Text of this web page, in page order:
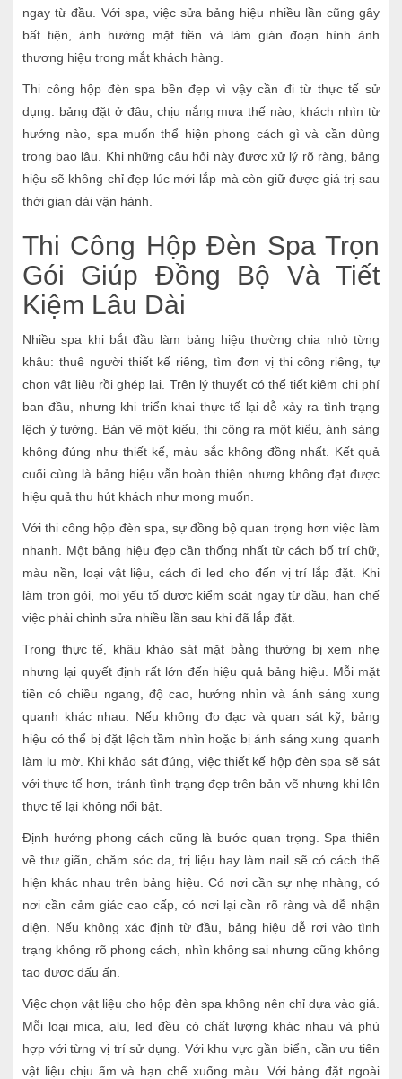
ngay từ đầu. Với spa, việc sửa bảng hiệu nhiều lần cũng gây
bất tiện, ảnh hưởng mặt tiền và làm gián đoạn hình ảnh
thương hiệu trong mắt khách hàng.
Thi công hộp đèn spa bền đẹp vì vậy cần đi từ thực tế sử
dụng: bảng đặt ở đâu, chịu nắng mưa thế nào, khách nhìn từ
hướng nào, spa muốn thể hiện phong cách gì và cần dùng
trong bao lâu. Khi những câu hỏi này được xử lý rõ ràng, bảng
hiệu sẽ không chỉ đẹp lúc mới lắp mà còn giữ được giá trị sau
thời gian dài vận hành.
Thi Công Hộp Đèn Spa Trọn
Gói Giúp Đồng Bộ Và Tiết
Kiệm Lâu Dài
Nhiều spa khi bắt đầu làm bảng hiệu thường chia nhỏ từng
khâu: thuê người thiết kế riêng, tìm đơn vị thi công riêng, tự
chọn vật liệu rồi ghép lại. Trên lý thuyết có thể tiết kiệm chi phí
ban đầu, nhưng khi triển khai thực tế lại dễ xảy ra tình trạng
lệch ý tưởng. Bản vẽ một kiểu, thi công ra một kiểu, ánh sáng
không đúng như thiết kế, màu sắc không đồng nhất. Kết quả
cuối cùng là bảng hiệu vẫn hoàn thiện nhưng không đạt được
hiệu quả thu hút khách như mong muốn.
Với thi công hộp đèn spa, sự đồng bộ quan trọng hơn việc làm
nhanh. Một bảng hiệu đẹp cần thống nhất từ cách bố trí chữ,
màu nền, loại vật liệu, cách đi led cho đến vị trí lắp đặt. Khi
làm trọn gói, mọi yếu tố được kiểm soát ngay từ đầu, hạn chế
việc phải chỉnh sửa nhiều lần sau khi đã lắp đặt.
Trong thực tế, khâu khảo sát mặt bằng thường bị xem nhẹ
nhưng lại quyết định rất lớn đến hiệu quả bảng hiệu. Mỗi mặt
tiền có chiều ngang, độ cao, hướng nhìn và ánh sáng xung
quanh khác nhau. Nếu không đo đạc và quan sát kỹ, bảng
hiệu có thể bị đặt lệch tầm nhìn hoặc bị ánh sáng xung quanh
làm lu mờ. Khi khảo sát đúng, việc thiết kế hộp đèn spa sẽ sát
với thực tế hơn, tránh tình trạng đẹp trên bản vẽ nhưng khi lên
thực tế lại không nổi bật.
Định hướng phong cách cũng là bước quan trọng. Spa thiên
về thư giãn, chăm sóc da, trị liệu hay làm nail sẽ có cách thể
hiện khác nhau trên bảng hiệu. Có nơi cần sự nhẹ nhàng, có
nơi cần cảm giác cao cấp, có nơi lại cần rõ ràng và dễ nhận
diện. Nếu không xác định từ đầu, bảng hiệu dễ rơi vào tình
trạng không rõ phong cách, nhìn không sai nhưng cũng không
tạo được dấu ấn.
Việc chọn vật liệu cho hộp đèn spa không nên chỉ dựa vào giá.
Mỗi loại mica, alu, led đều có chất lượng khác nhau và phù
hợp với từng vị trí sử dụng. Với khu vực gần biển, cần ưu tiên
vật liệu chịu ẩm và hạn chế xuống màu. Với bảng đặt ngoài